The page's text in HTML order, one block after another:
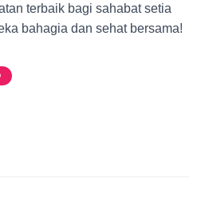
terbaik bagi sahabat setia
bahagia dan sehat bersama!